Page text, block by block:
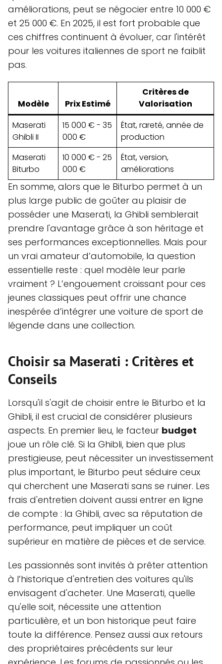
améliorations, peut se négocier entre 10 000 €
et 25 000 €. En 2025, il est fort probable que
ces chiffres continuent à évoluer, car l'intérêt
pour les voitures italiennes de sport ne faiblit
pas.
Modèle Prix Estimé
Critères de
Valorisation
Maserati
Ghibli II
15 000 € - 35
000 €
État, rareté, année de
production
Maserati
Biturbo
10 000 € - 25
000 €
État, version,
améliorations
En somme, alors que le Biturbo permet à un
plus large public de goûter au plaisir de
posséder une Maserati, la Ghibli semblerait
prendre l'avantage grâce à son héritage et
ses performances exceptionnelles. Mais pour
un vrai amateur d’automobile, la question
essentielle reste : quel modèle leur parle
vraiment ? L’engouement croissant pour ces
jeunes classiques peut offrir une chance
inespérée d’intégrer une voiture de sport de
légende dans une collection.
Choisir sa Maserati : Critères et
Conseils
Lorsqu'il s'agit de choisir entre le Biturbo et la
Ghibli, il est crucial de considérer plusieurs
aspects. En premier lieu, le facteur budget
joue un rôle clé. Si la Ghibli, bien que plus
prestigieuse, peut nécessiter un investissement
plus important, le Biturbo peut séduire ceux
qui cherchent une Maserati sans se ruiner. Les
frais d'entretien doivent aussi entrer en ligne
de compte : la Ghibli, avec sa réputation de
performance, peut impliquer un coût
supérieur en matière de pièces et de service.
Les passionnés sont invités à prêter attention
à l’historique d'entretien des voitures qu'ils
envisagent d'acheter. Une Maserati, quelle
qu'elle soit, nécessite une attention
particulière, et un bon historique peut faire
toute la différence. Pensez aussi aux retours
des propriétaires précédents sur leur